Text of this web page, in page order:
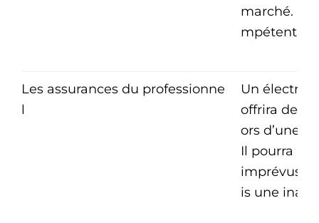
marché.
mpétent
Les assurances du professionne
l
Un
offrira des
ors d’une
Il pourra
imprévus
is une